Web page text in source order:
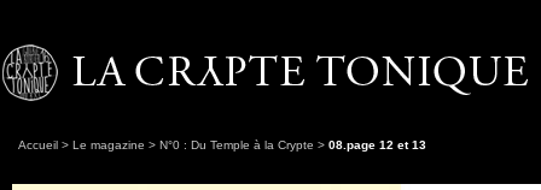
Accueil > Le magazine > N°0 : Du Temple à la Crypte > 08.page 12 et 13